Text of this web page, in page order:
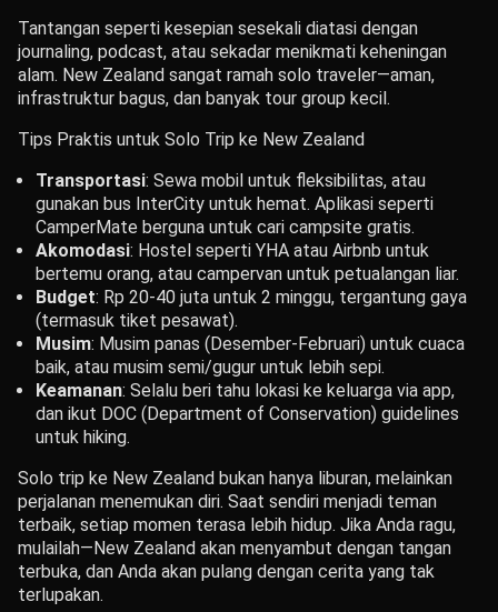
Tantangan seperti kesepian sesekali diatasi dengan
journaling, podcast, atau sekadar menikmati keheningan
alam. New Zealand sangat ramah solo traveler—aman,
infrastruktur bagus, dan banyak tour group kecil.
Tips Praktis untuk Solo Trip ke New Zealand
Transportasi: Sewa mobil untuk fleksibilitas, atau
gunakan bus InterCity untuk hemat. Aplikasi seperti
CamperMate berguna untuk cari campsite gratis.
Akomodasi: Hostel seperti YHA atau Airbnb untuk
bertemu orang, atau campervan untuk petualangan liar.
Budget: Rp 20-40 juta untuk 2 minggu, tergantung gaya
(termasuk tiket pesawat).
Musim: Musim panas (Desember-Februari) untuk cuaca
baik, atau musim semi/gugur untuk lebih sepi.
Keamanan: Selalu beri tahu lokasi ke keluarga via app,
dan ikut DOC (Department of Conservation) guidelines
untuk hiking.
Solo trip ke New Zealand bukan hanya liburan, melainkan
perjalanan menemukan diri. Saat sendiri menjadi teman
terbaik, setiap momen terasa lebih hidup. Jika Anda ragu,
mulailah—New Zealand akan menyambut dengan tangan
terbuka, dan Anda akan pulang dengan cerita yang tak
terlupakan.